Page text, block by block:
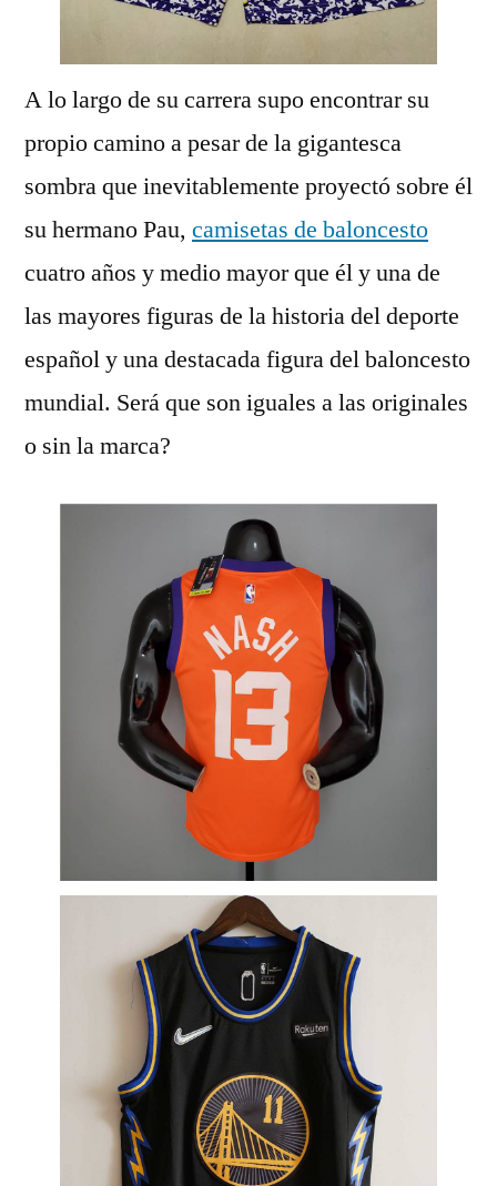
A lo largo de su carrera supo encontrar su
propio camino a pesar de la gigantesca
sombra que inevitablemente proyectó sobre él
su hermano Pau, camisetas de baloncesto
cuatro años y medio mayor que él y una de
las mayores figuras de la historia del deporte
español y una destacada figura del baloncesto
mundial. Será que son iguales a las originales
o sin la marca?